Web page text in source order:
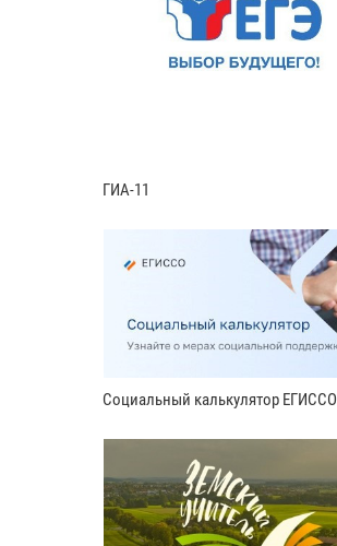
ГИА-11
Социальный калькулятор ЕГИССО